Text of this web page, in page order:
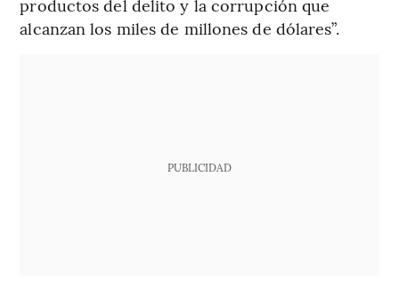
productos del delito y la corrupción que
alcanzan los miles de millones de dólares”.
PUBLICIDAD